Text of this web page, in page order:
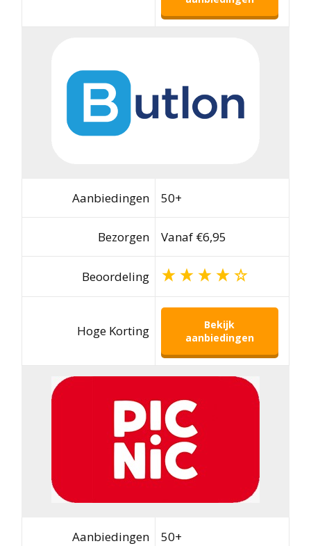
Aanbiedingen 50+
Bezorgen Vanaf €6,95
Beoordeling
Hoge Korting
Bekijk
aanbiedingen
Aanbiedingen 50+